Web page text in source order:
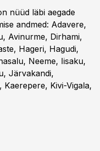
nüüd läbi aegade
andmed: Adavere,
Avinurme, Dirhami,
Hageri, Hagudi,
Neeme, Iisaku,
Järvakandi,
Kaerepere, Kivi-Vigala,